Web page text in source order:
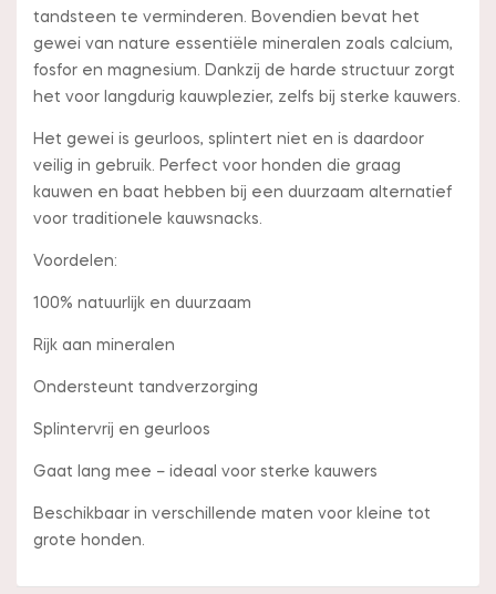
tandsteen te verminderen. Bovendien bevat het
gewei van nature essentiële mineralen zoals calcium,
fosfor en magnesium. Dankzij de harde structuur zorgt
het voor langdurig kauwplezier, zelfs bij sterke kauwers.
Het gewei is geurloos, splintert niet en is daardoor
veilig in gebruik. Perfect voor honden die graag
kauwen en baat hebben bij een duurzaam alternatief
voor traditionele kauwsnacks.
Voordelen:
100% natuurlijk en duurzaam
Rijk aan mineralen
Ondersteunt tandverzorging
Splintervrij en geurloos
Gaat lang mee – ideaal voor sterke kauwers
Beschikbaar in verschillende maten voor kleine tot
grote honden.